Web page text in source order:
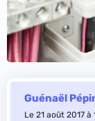
Guénaël
Le 21 août 2017 à